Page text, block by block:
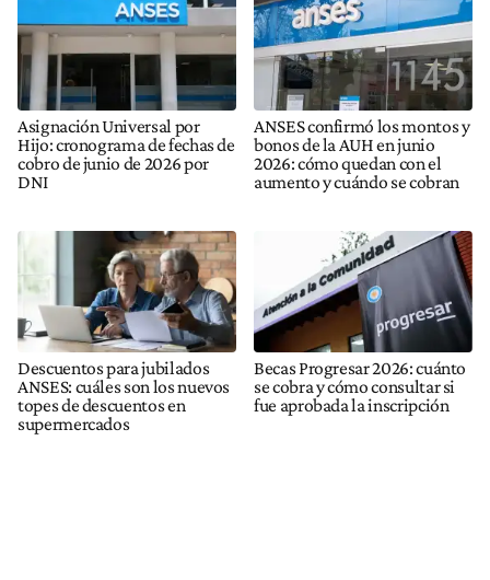
Asignación Universal por
Hijo: cronograma de fechas de
cobro de junio de 2026 por
DNI
ANSES confirmó los montos y
bonos de la AUH en junio
2026: cómo quedan con el
aumento y cuándo se cobran
Descuentos para jubilados
ANSES: cuáles son los nuevos
topes de descuentos en
supermercados
Becas Progresar 2026: cuánto
se cobra y cómo consultar si
fue aprobada la inscripción